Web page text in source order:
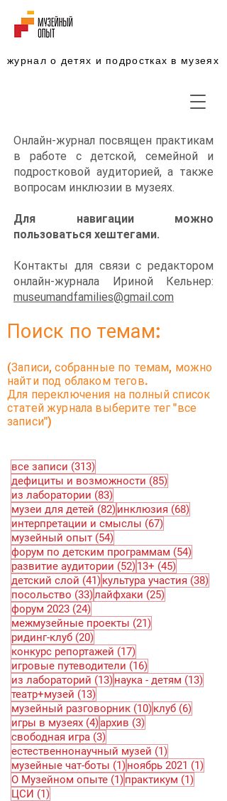
журнал о детях и подростках в музеях
Онлайн-журнал посвящен практикам
в работе с детской, семейной и
подростковой аудиторией, а также
вопросам инклюзии в музеях.
Для навигации можно
пользоваться хештегами. ​
Контакты для связи с редактором
онлайн-журнала Ириной Кельнер:
museumandfamilies@gmail.com
Поиск по темам:
(Записи, собранные по темам, можно
найти под облаком тегов.
Для переключения на полный список
статей журнала выберите тег "все
записи")
все записи (313)313 постов
дефициты и возможности (85)85 постов
из лаборатории (83)83 поста
музеи для детей (82)82 поста
инклюзия (68)68
интерпретации и смыслы (67)67 постов
музейный опыт (54)54 поста
форум по детским программам (54)54 поста
развитие аудитории (52)52 поста
13+ (45)45 постов
детский слой (41)41 пост
культура участия (38)38
посольство (33)33 поста
лайфхаки (25)25 постов
форум 2023 (24)24 поста
межмузейные проекты (21)21 пост
ридинг-клуб (20)20 постов
конкурс репортажей (17)17 постов
игровые путеводители (16)16 постов
из лабораторий (13)13 постов
наука - детям (13)13
театр+музей (13)13 постов
музейный разговорник (10)10 постов
клуб (6)6
игры в музеях (4)4 поста
архив (3)3 поста
свободная игра (3)3 поста
естественнонаучный музей (1)1 пост
музейные чат-боты (1)1 пост
ноябрь 2021 (1)1
О Музейном опыте (1)1 пост
практикум (1)1 пост
ЦСИ (1)1 пост